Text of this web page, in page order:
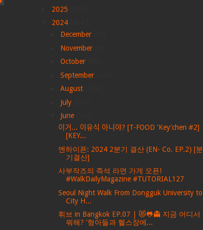
2025
2024
December
November
October
September
August
July
June
이거... 이유식 아니야? [T-FOOD 'Key'chen #2]
[KEY...
엔하이픈: 2024 2분기 결산 (EN- Co. EP.2) [분
기결산]
사부작즈의 즉석 라면 가게 오픈!
#WalkDailyMagazine #TUTORIAL127
Seoul Night Walk From Dongguk University to
City H...
휘브 in Bangkok EP.07 | 😻🐸👻 지금 어디서
뭐해? '형아들과 헬스장에...